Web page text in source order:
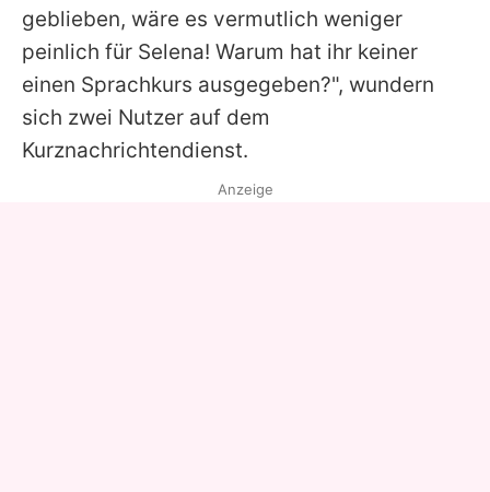
geblieben, wäre es vermutlich weniger
peinlich für Selena! Warum hat ihr keiner
einen Sprachkurs ausgegeben?", wundern
sich zwei Nutzer auf dem
Kurznachrichtendienst.
Anzeige